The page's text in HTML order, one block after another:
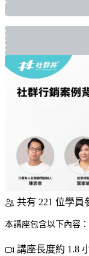
共有 221 位學員
本講座包含以下內容：
講座長度約 1.8